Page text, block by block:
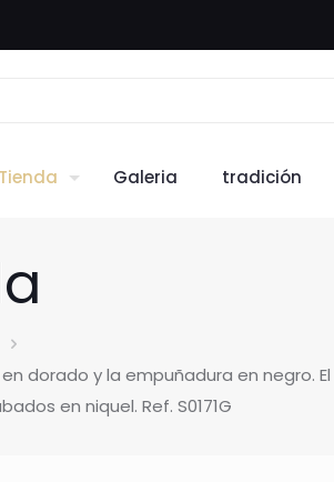
Tienda Galeria tradición
dorado y la empuñadura en negro.
en niquel. Ref. S0171G